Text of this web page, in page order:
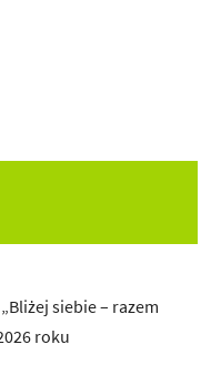
siebie – razem
roku